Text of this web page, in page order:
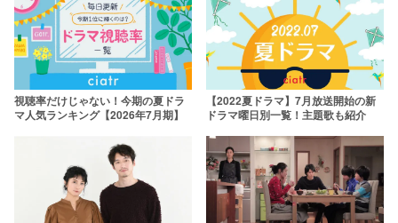
視聴率だけじゃない！今期の夏ドラ
マ人気ランキング【2026年7月期】
【2022夏ドラマ】7月放送開始の新
ドラマ曜日別一覧！主題歌も紹介